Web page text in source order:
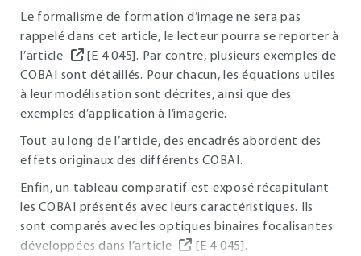
Le formalisme de formation d’image ne sera pas
rappelé dans cet article, le lecteur pourra se reporter à
l’article
[E 4 045]. Par contre, plusieurs exemples de
COBAI sont détaillés. Pour chacun, les équations utiles
à leur modélisation sont décrites, ainsi que des
exemples d’application à l’imagerie.
Tout au long de l’article, des encadrés abordent des
effets originaux des différents COBAI.
Enfin, un tableau comparatif est exposé récapitulant
les COBAI présentés avec leurs caractéristiques. Ils
sont comparés avec les optiques binaires focalisantes
développées dans l’article
[E 4 045].